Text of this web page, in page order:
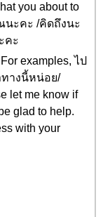
you about to
นะคะ /คิดถึงนะ
คะ
examples, ไป
างนี้หน่อย/
let me know if
glad to help.
with your